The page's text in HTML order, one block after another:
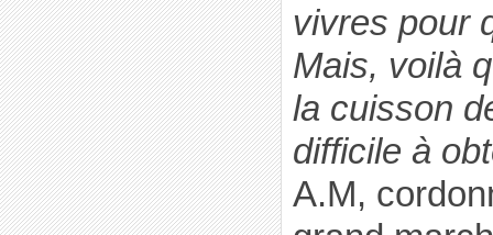
vivres pour
Mais, voilà
la cuisson
difficile à
A.M,